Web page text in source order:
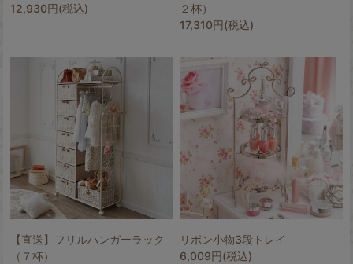
12,930円(税込)
２杯）
17,310円(税込)
【直送】フリルハンガーラック
（７杯）
リボン小物3段トレイ
6,009円(税込)